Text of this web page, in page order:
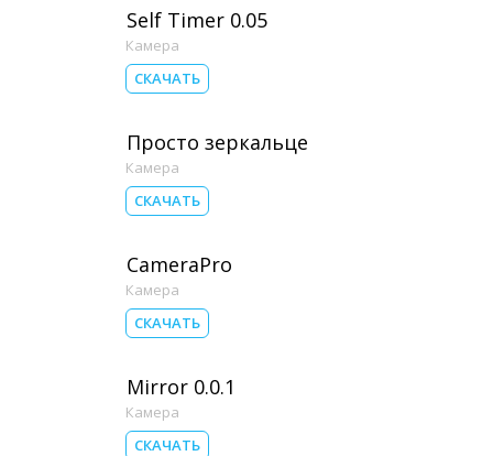
Self Timer 0.05
Камера
СКАЧАТЬ
Просто зеркальце
Камера
СКАЧАТЬ
CameraPro
Камера
СКАЧАТЬ
Mirror 0.0.1
Камера
СКАЧАТЬ